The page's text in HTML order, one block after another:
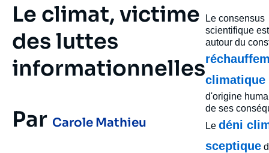
Le climat, victime
des luttes
informationnelles
Par Carole Mathieu
Le consensus
scientifique
autour du
climatique
d'origine
de ses
Le déni
sceptique